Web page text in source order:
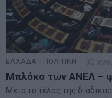
ΕΛΛΑΔΑ ΠΟΛΙΤΙΚΗ 30
Μπλόκο των ΑΝΕΛ –
Μετά το τέλος της